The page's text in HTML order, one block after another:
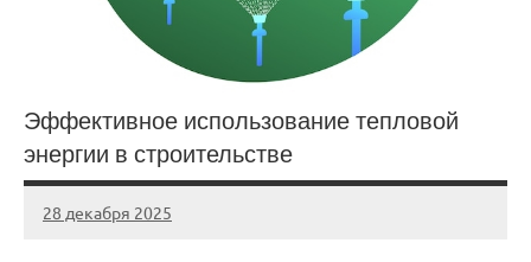
Эффективное использование тепловой
энергии в строительстве
28 декабря 2025
stroi_proekt
Нет